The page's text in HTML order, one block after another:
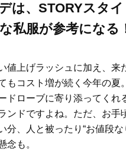
る「ジェンダーレ
人気
タログ
は、STORYスタイ
私服が参考になる
値上げラッシュに加え、来
もコスト増が続く今年の夏
ドローブに寄り添ってくれ
ンドですよね。ただ、お手
分、人と被ったり“お値段な
念も。